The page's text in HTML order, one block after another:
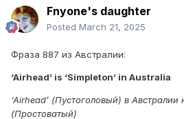
Fnyone's daughter
Posted March 21, 2025
Фраза 887 из Австралии:
‘Airhead’ is ‘Simpleton’ in Australia
‘Airhead’ (Пустоголовый) в Австралии
(Простоватый)